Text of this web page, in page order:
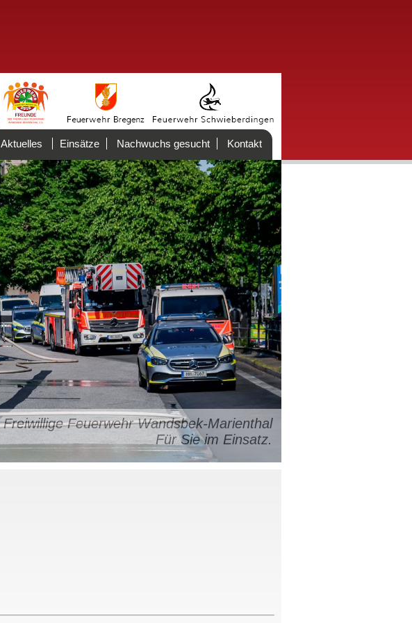
Aktuelles Einsätze Nachwuchs gesucht Kontakt
Freiwillige Feuerwehr Wandsbek-Marienthal
Für Sie im Einsatz.